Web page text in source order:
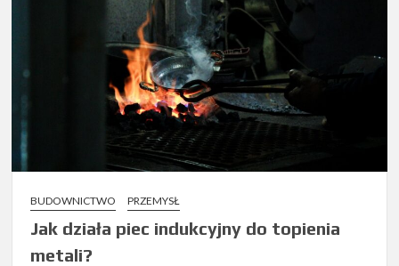
BUDOWNICTWO PRZEMYSŁ
Jak działa piec indukcyjny do topienia
metali?